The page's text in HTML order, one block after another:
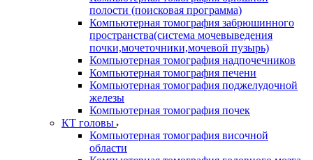
полости (поисковая программа)
Компьютерная томография забрюшинного
пространства(система мочевыведения
почки,мочеточники,мочевой пузырь)
Компьютерная томография надпочечников
Компьютерная томография печени
Компьютерная томография поджелудочной
железы
Компьютерная томография почек
КТ головы
Компьютерная томография височной
области